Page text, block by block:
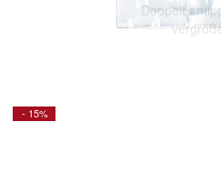
Doppelt
- 15%